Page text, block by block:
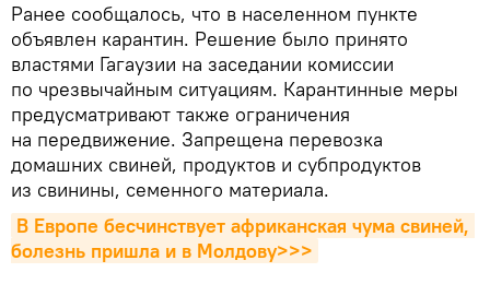
Ранее сообщалось, что в населенном пункте
объявлен карантин. Решение было принято
властями Гагаузии на заседании комиссии
по чрезвычайным ситуациям. Карантинные меры
предусматривают также ограничения
на передвижение. Запрещена перевозка
домашних свиней, продуктов и субпродуктов
из свинины, семенного материала.
В Европе бесчинствует африканская чума свиней,
болезнь пришла и в Молдову>>>